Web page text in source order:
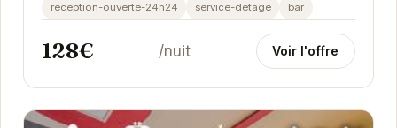
reception-ouverte-24h24
service-detage bar
128€ /nuit Voir l'offre